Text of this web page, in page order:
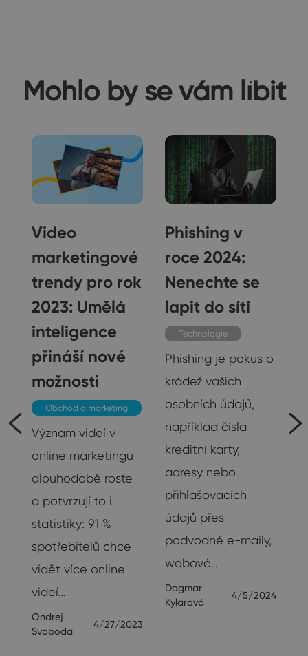
Mohlo by se vám líbit
Video
marketingové
trendy pro rok
2023: Umělá
inteligence
přináší nové
možnosti
Obchod a marketing
Význam videí v
online marketingu
dlouhodobě roste
a potvrzují to i
statistiky: 91 %
spotřebitelů chce
vidět více online
videí…
Ondrej
Svoboda
4/27/2023
Phishing v
roce 2024:
Nenechte se
lapit do sítí
Technologie
Phishing je pokus o
krádež vašich
osobních údajů,
například čísla
kreditní karty,
adresy nebo
přihlašovacích
údajů přes
podvodné e-maily,
webové…
Dagmar
Kylarová
4/5/2024